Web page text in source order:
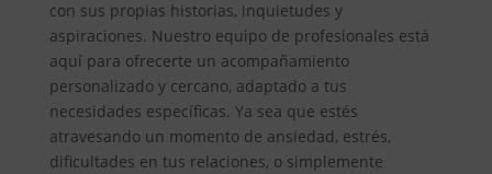
con sus propias historias, inquietudes y
aspiraciones. Nuestro equipo de profesionales está
aquí para ofrecerte un acompañamiento
personalizado y cercano, adaptado a tus
necesidades específicas. Ya sea que estés
atravesando un momento de ansiedad, estrés,
dificultades en tus relaciones, o simplemente